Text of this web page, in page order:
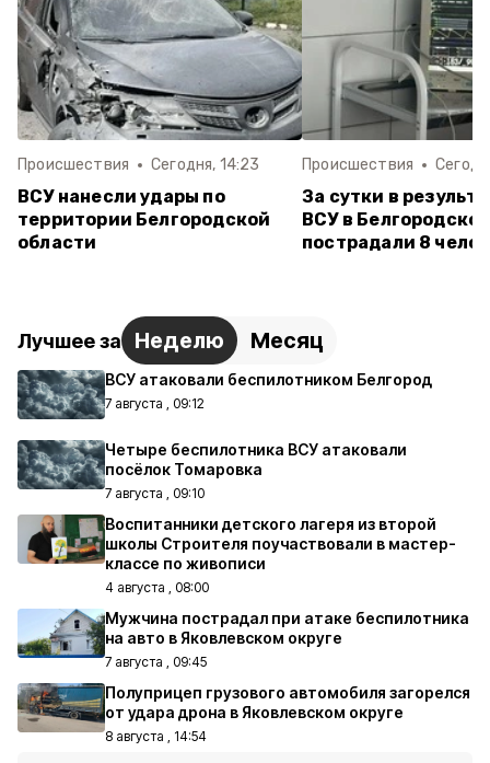
Происшествия Сегодня, 14:23
ВСУ нанесли удары по
территории Белгородской
области
Происшествия
За сутки в
ВСУ в
пострадали 8
Лучшее за Неделю Месяц
ВСУ атаковали беспилотником Белгород
7 августа , 09:12
Четыре беспилотника ВСУ атаковали
посёлок Томаровка
7 августа , 09:10
Воспитанники детского лагеря из второй
школы Строителя поучаствовали в мастер-
классе по живописи
4 августа , 08:00
Мужчина пострадал при атаке беспилотника
на авто в Яковлевском округе
7 августа , 09:45
Полуприцеп грузового автомобиля загорелся
от удара дрона в Яковлевском округе
8 августа , 14:54